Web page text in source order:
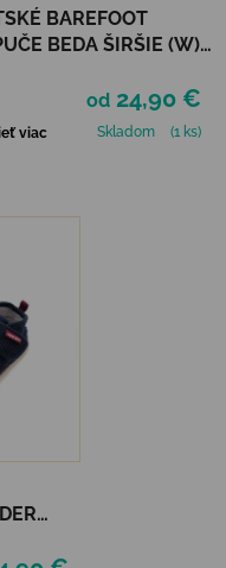
BAREFOOT
BEDA ŠIRŠIE (W) -
od 24,90 €
viac Skladom
(1 ks)